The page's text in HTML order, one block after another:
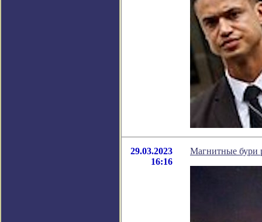
29.03.2023
16:16
Магнитные бури